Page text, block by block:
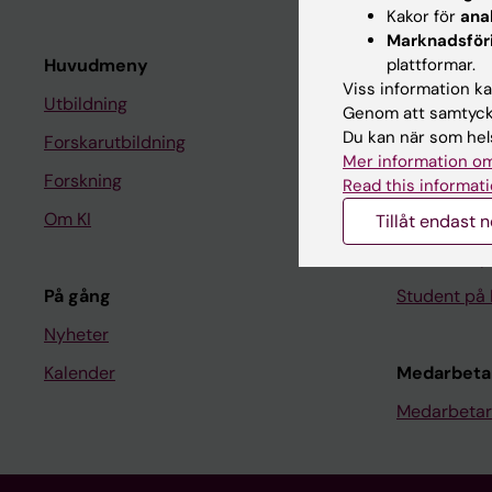
Huvudmeny
Utbildning
Forskarutbildning
Forskning
Om KI
På gång
Nyheter
Kalender
Student
Ladok
Canvas
Schema
Student på
Kakor för
plattformar.
Viss information
Genom att
Du kan när som
Mer information
Read this
Tillåt endast